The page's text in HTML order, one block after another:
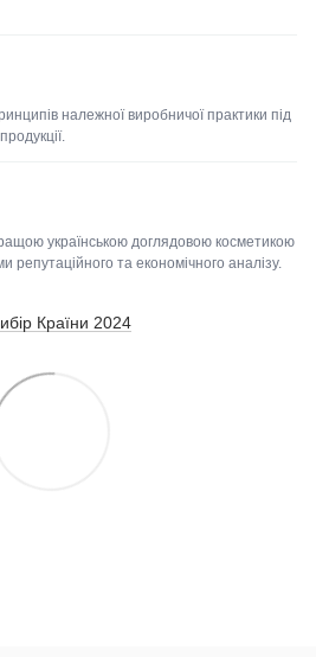
належної виробничої практики під
українською доглядовою косметикою
репутаційного та економічного аналізу.